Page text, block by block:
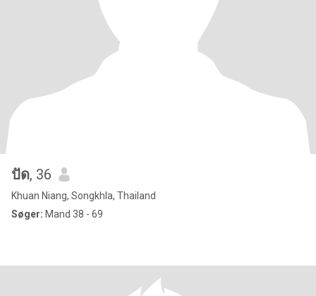
ปัด, 36
Khuan Niang, Songkhla, Thailand
Søger: Mand 38 - 69